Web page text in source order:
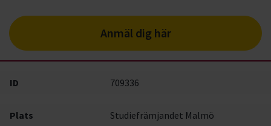
Anmäl dig här
ID 709336
Plats Studiefrämjandet Malmö